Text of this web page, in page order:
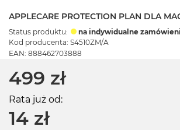
APPLECARE PROTECTION PLAN DLA
Status produktu:
na indywidualne
Kod producenta: S4510ZM/A
EAN: 888462703888
499 zł
Rata już od:
14 zł